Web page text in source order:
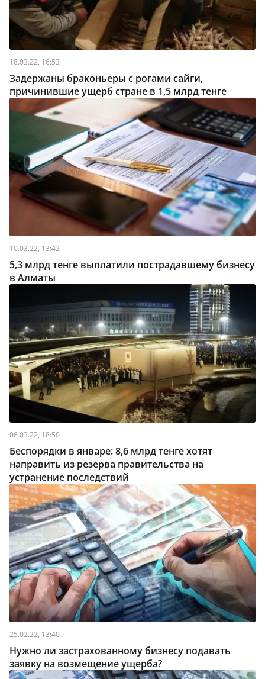
18.03.22, 16:53
Задержаны браконьеры с рогами сайги,
причинившие ущерб стране в 1,5 млрд тенге
10.03.22, 13:42
5,3 млрд тенге выплатили пострадавшему бизнесу
в Алматы
06.03.22, 18:50
Беспорядки в январе: 8,6 млрд тенге хотят
направить из резерва правительства на
устранение последствий
25.02.22, 13:40
Нужно ли застрахованному бизнесу подавать
заявку на возмещение ущерба?